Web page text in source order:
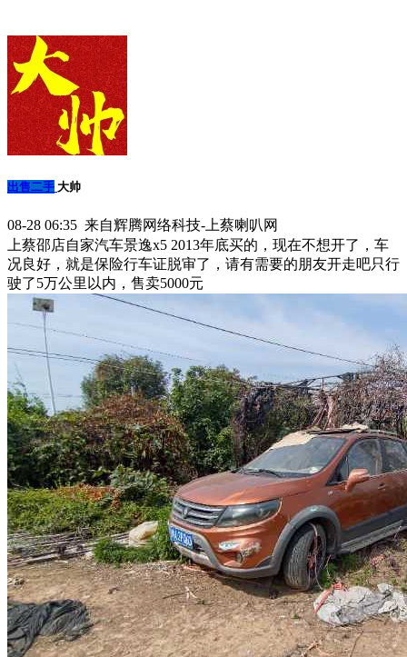
出售二手 大帅
08-28 06:35 来自辉腾网络科技-上蔡喇叭网
上蔡邵店自家汽车景逸x5 2013年底买的，现在不想开了，车
况良好，就是保险行车证脱审了，请有需要的朋友开走吧只行
驶了5万公里以内，售卖5000元